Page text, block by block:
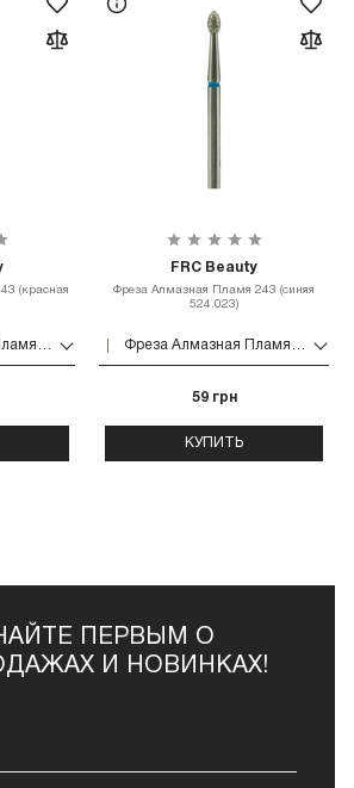
(красная
Фреза Алмазная Пламя 243 (красная 514.023)
FRC Beauty
Фреза Алмазная Пламя 243 (синяя
524.023)
Фреза Алмазная Пламя 243 (синяя 524.023)
59 грн
КУПИТЬ
ПЕРВЫМ О
И НОВИНКАХ!